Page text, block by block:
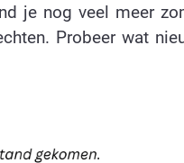
je nog veel meer
Probeer wat